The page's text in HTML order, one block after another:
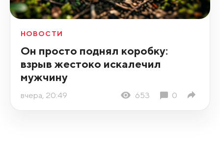
НОВОСТИ
Он просто поднял коробку:
взрыв жестоко искалечил
мужчину
вчера, 20:49 653 0